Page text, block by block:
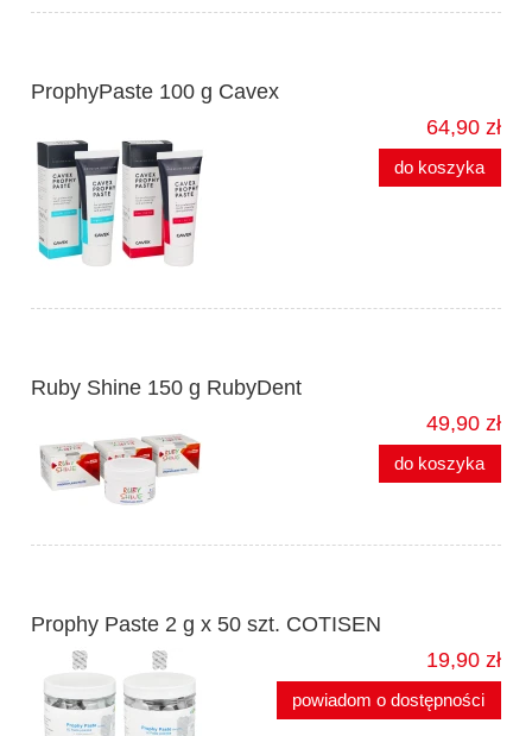
ProphyPaste 100 g Cavex
64,90 zł
do koszyka
Ruby Shine 150 g RubyDent
49,90 zł
do koszyka
Prophy Paste 2 g x 50 szt. COTISEN
19,90 zł
powiadom o dostępności